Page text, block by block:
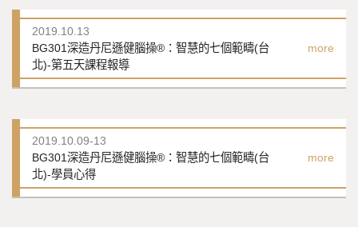
2019.10.13
BG301深造丹尼遜健腦操®：智慧的七個範疇(台
北)-第五天課程報導
more
2019.10.09-13
BG301深造丹尼遜健腦操®：智慧的七個範疇(台
北)-學員心得
more